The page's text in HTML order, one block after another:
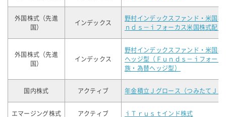
外国株式（先進
国）
インデックス
野村インデックスファンド・米国
ｎｄｓ－ｉフォーカス米国株式配当
外国株式（先進
国）
インデックス
野村インデックスファンド・米国
ヘッジ型（Ｆｕｎｄｓ－ｉフォー
族・為替ヘッジ型）
国内株式 アクティブ 年金積立Ｊグロース（つみたてＪグ
エマージング株式 アクティブ ｉＴｒｕｓｔインド株式